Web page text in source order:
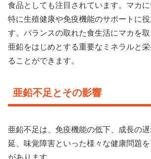
食品としても注目されています。マカに
特に生殖健康や免疫機能のサポートに
す。バランスの取れた食生活にマカを取
亜鉛をはじめとする重要なミネラルと
ることができます。
亜鉛不足とその影響
亜鉛不足は、免疫機能の低下、成長の
延、味覚障害といった様々な健康問題
があります。